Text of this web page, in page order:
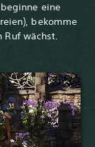
eine
bekomme
Ruf wächst.